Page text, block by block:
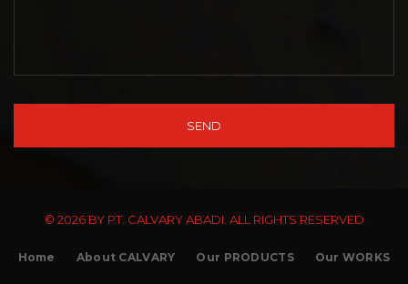
© 2026 BY PT. CALVARY ABADI. ALL RIGHTS RESERVED
Home About CALVARY Our PRODUCTS Our WORKS